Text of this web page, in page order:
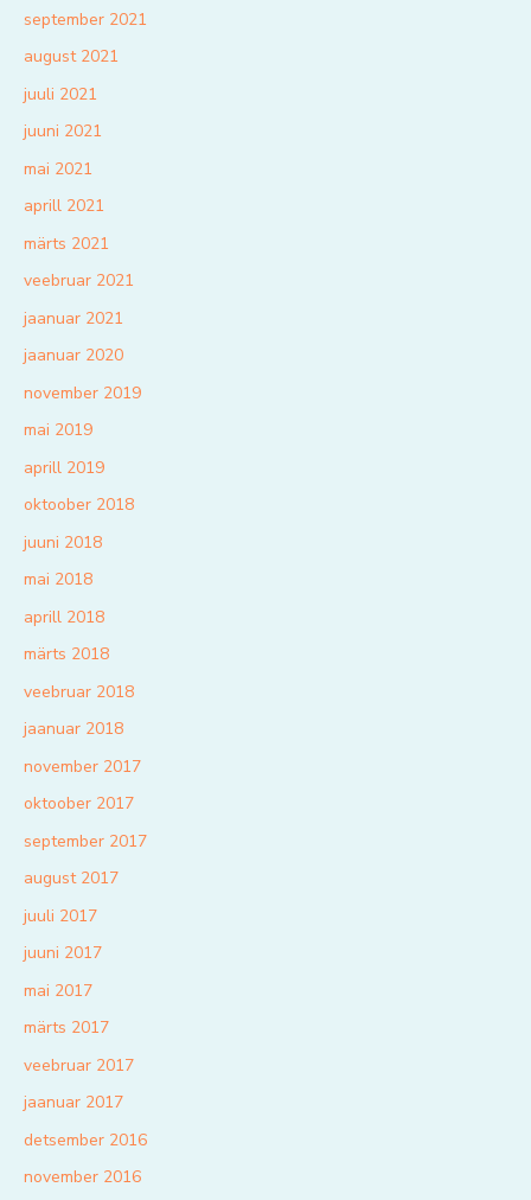
september 2021
august 2021
juuli 2021
juuni 2021
mai 2021
aprill 2021
märts 2021
veebruar 2021
jaanuar 2021
jaanuar 2020
november 2019
mai 2019
aprill 2019
oktoober 2018
juuni 2018
mai 2018
aprill 2018
märts 2018
veebruar 2018
jaanuar 2018
november 2017
oktoober 2017
september 2017
august 2017
juuli 2017
juuni 2017
mai 2017
märts 2017
veebruar 2017
jaanuar 2017
detsember 2016
november 2016